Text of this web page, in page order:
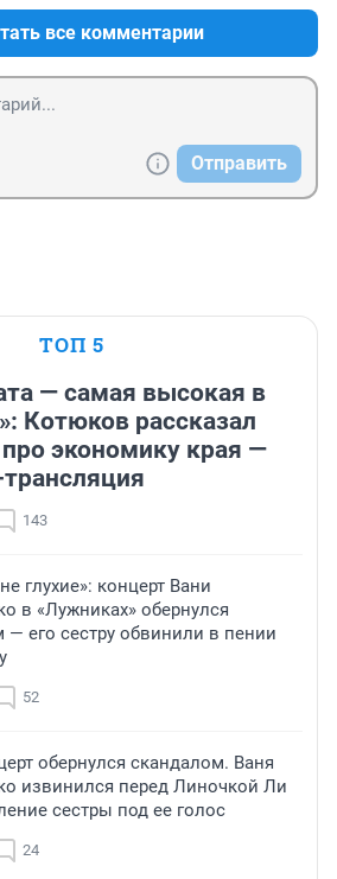
все комментарии
Отправить
ТОП 5
— самая высокая в
Котюков рассказал
экономику края —
143
глухие»: концерт Вани
в «Лужниках» обернулся
— его сестру обвинили в пении
52
обернулся скандалом. Ваня
извинился перед Линочкой Ли
сестры под ее голос
24